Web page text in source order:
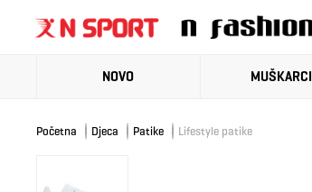
NOVO MUŠKARCI
Početna Djeca Patike Lifestyle patike